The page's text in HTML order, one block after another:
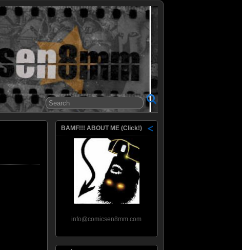
BAMF!!! ABOUT ME (Click!)
info@comicsen8mm.com